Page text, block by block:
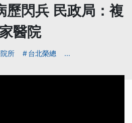
歷閃兵 民政局：複
醫院
所 台北榮總 ...